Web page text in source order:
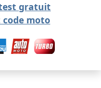
gratuit
moto